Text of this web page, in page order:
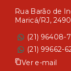
Rua Barão de
Maricá/RJ,
(21) 96408-
(21) 99662-
Ver e-mail